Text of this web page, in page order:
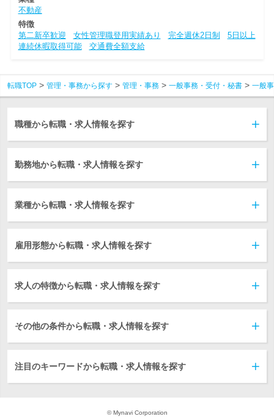
不動産
特徴
第二新卒歓迎
女性管理職登用実績あり 完全週休2日制
5日以上
連続休暇取得可能
交通費全額支給
転職TOP 管理・事務から探す 管理・事務 一般事務・受付・秘書 一般
職種から転職・求人情報を探す
勤務地から転職・求人情報を探す
業種から転職・求人情報を探す
雇用形態から転職・求人情報を探す
求人の特徴から転職・求人情報を探す
その他の条件から転職・求人情報を探す
注目のキーワードから転職・求人情報を探す
© Mynavi Corporation